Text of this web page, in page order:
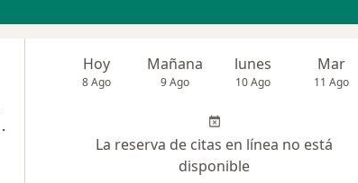
·
Hoy
8 Ago
Mañana
9 Ago
lunes
10 Ago
Mar
11 Ago
La reserva de citas en línea no está
disponible